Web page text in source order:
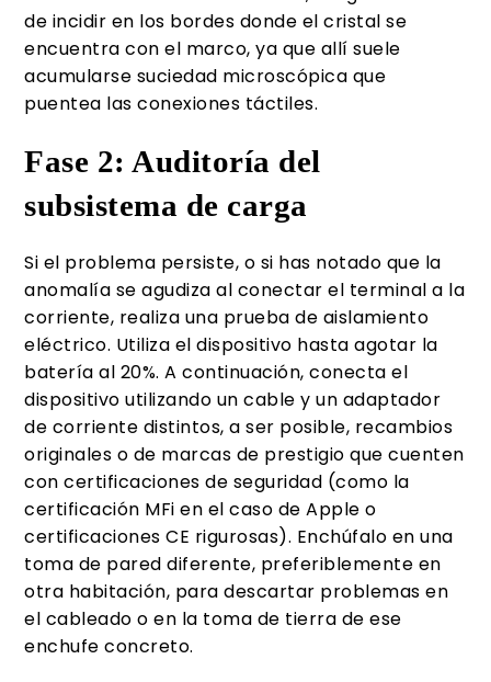
de incidir en los bordes donde el cristal se
encuentra con el marco, ya que allí suele
acumularse suciedad microscópica que
puentea las conexiones táctiles.
Fase 2: Auditoría del
subsistema de carga
Si el problema persiste, o si has notado que la
anomalía se agudiza al conectar el terminal a la
corriente, realiza una prueba de aislamiento
eléctrico. Utiliza el dispositivo hasta agotar la
batería al 20%. A continuación, conecta el
dispositivo utilizando un cable y un adaptador
de corriente distintos, a ser posible, recambios
originales o de marcas de prestigio que cuenten
con certificaciones de seguridad (como la
certificación MFi en el caso de Apple o
certificaciones CE rigurosas). Enchúfalo en una
toma de pared diferente, preferiblemente en
otra habitación, para descartar problemas en
el cableado o en la toma de tierra de ese
enchufe concreto.